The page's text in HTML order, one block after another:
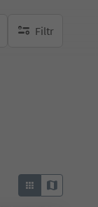
Filtr
brak aktywnych